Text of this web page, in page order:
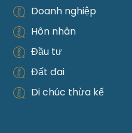
Doanh nghiệp
Hôn nhân
Đầu tư
Đất đai
Di chúc thừa kế